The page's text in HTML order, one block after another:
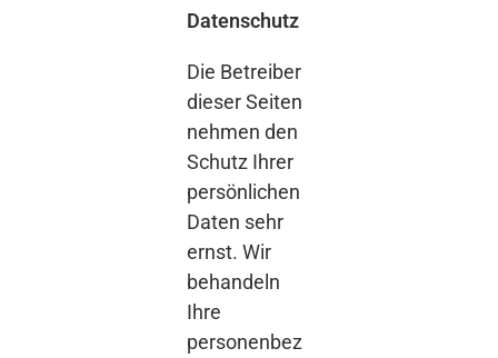
Datenschutz
Die Betreiber
dieser Seiten
nehmen den
Schutz Ihrer
persönlichen
Daten sehr
ernst. Wir
behandeln
Ihre
personenbez